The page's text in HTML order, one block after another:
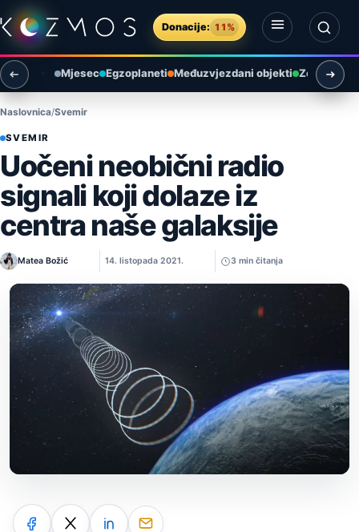
Preskoči na sadržaj
Donacije: 11%
Otvori izbornik
Otvori pretragu
Mjesec Egzoplaneti Međuzvjezdani objekti Zemlja i
Naslovnica Svemir
SVEMIR
Uočeni neobični radio
signali koji dolaze iz
centra naše galaksije
Matea Božić 14. listopada 2021. 3 min čitanja